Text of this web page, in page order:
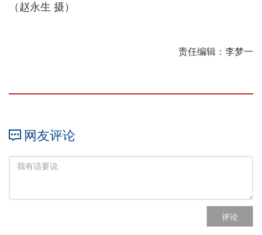
（赵永生 摄）
责任编辑：李梦一
网友评论
评论